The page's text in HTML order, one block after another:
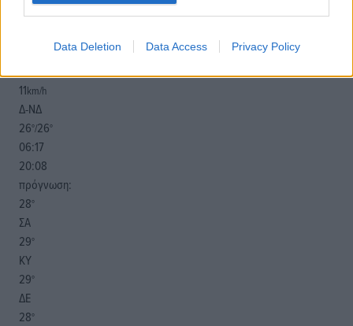
Data Deletion Data Access Privacy Policy
o καιρός τώρα:
αίθριος καιρός
11km/h
Δ-ΝΔ
26°/26°
06:17
20:08
πρόγνωση:
28°
ΣΑ
29°
ΚΥ
29°
ΔΕ
28°